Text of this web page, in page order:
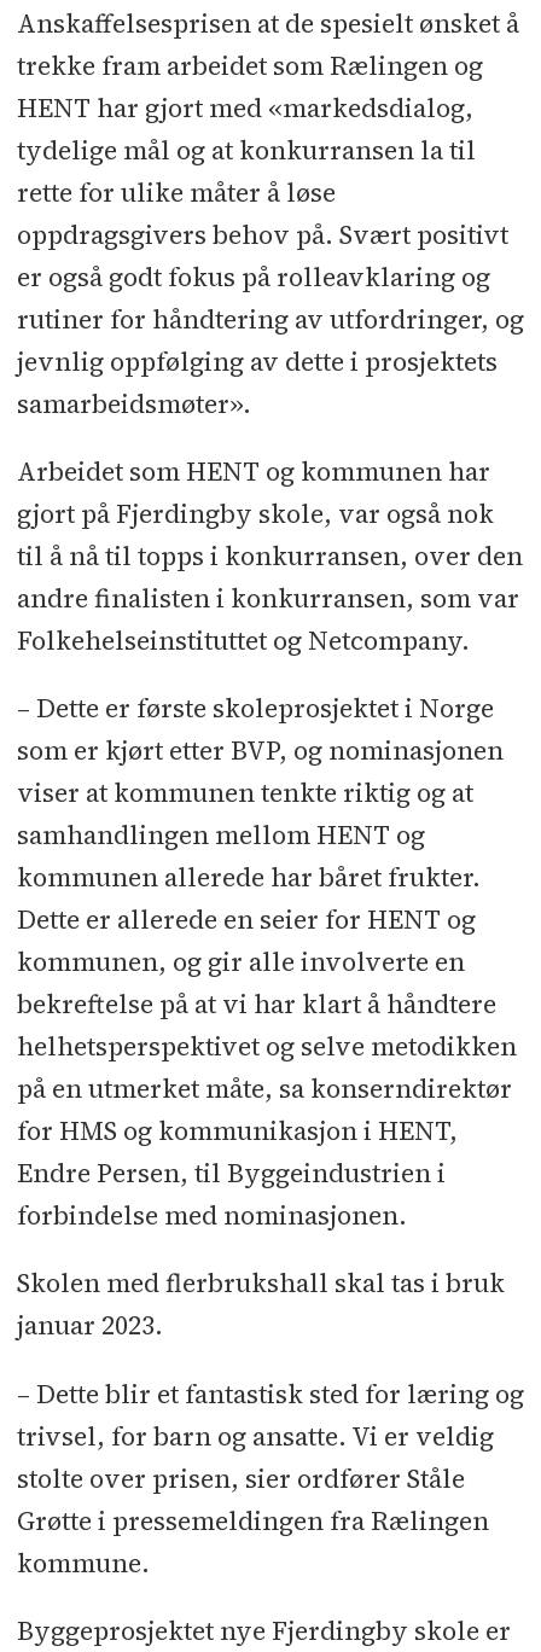
Anskaffelsesprisen at de spesielt ønsket å
trekke fram arbeidet som Rælingen og
HENT har gjort med «markedsdialog,
tydelige mål og at konkurransen la til
rette for ulike måter å løse
oppdragsgivers behov på. Svært positivt
er også godt fokus på rolleavklaring og
rutiner for håndtering av utfordringer, og
jevnlig oppfølging av dette i prosjektets
samarbeidsmøter».
Arbeidet som HENT og kommunen har
gjort på Fjerdingby skole, var også nok
til å nå til topps i konkurransen, over den
andre finalisten i konkurransen, som var
Folkehelseinstituttet og Netcompany.
– Dette er første skoleprosjektet i Norge
som er kjørt etter BVP, og nominasjonen
viser at kommunen tenkte riktig og at
samhandlingen mellom HENT og
kommunen allerede har båret frukter.
Dette er allerede en seier for HENT og
kommunen, og gir alle involverte en
bekreftelse på at vi har klart å håndtere
helhetsperspektivet og selve metodikken
på en utmerket måte, sa konserndirektør
for HMS og kommunikasjon i HENT,
Endre Persen, til Byggeindustrien i
forbindelse med nominasjonen.
Skolen med flerbrukshall skal tas i bruk
januar 2023.
– Dette blir et fantastisk sted for læring og
trivsel, for barn og ansatte. Vi er veldig
stolte over prisen, sier ordfører Ståle
Grøtte i pressemeldingen fra Rælingen
kommune.
Byggeprosjektet nye Fjerdingby skole er